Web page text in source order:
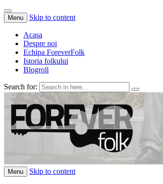
Menu Skip to content
Acasa
Despre noi
Echipa ForeverFolk
Istoria folkului
Blogroll
Search for:
ForeverFolk
Muzica sufletului tau
Menu Skip to content